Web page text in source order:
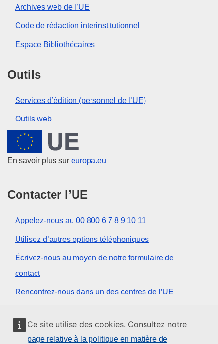
Ce site utilise des cookies. Consultez notre
page relative à la politique en matière de
Archives web de l’UE
Code de rédaction interinstitutionnel
Espace Bibliothécaires
Outils
Services d’édition (personnel de l’UE)
Outils web
Union européenne
En savoir plus sur europa.eu
Contacter l’UE
Appelez-nous au 00 800 6 7 8 9 10 11
Utilisez d’autres options téléphoniques
Écrivez-nous au moyen de notre formulaire de
contact
Rencontrez-nous dans un des centres de l’UE
Réseaux sociaux